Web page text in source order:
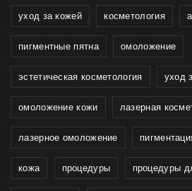
уход за кожей косметология
пигментные пятна омоложение
эстетическая косметология уход
омоложение кожи лазерная
лазерное омоложение
кожа процедуры процедуры